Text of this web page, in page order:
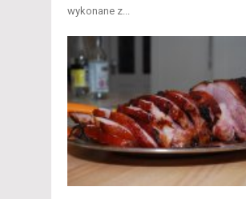
wykonane z...